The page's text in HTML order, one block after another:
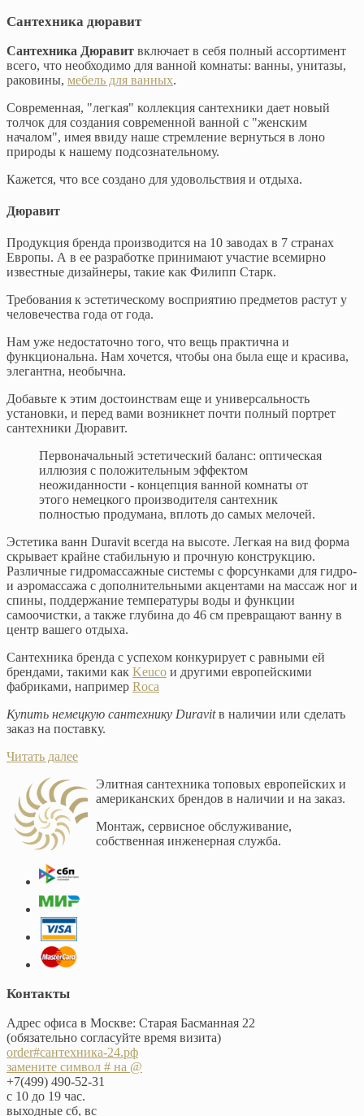
Сантехника дюравит
Сантехника Дюравит включает в себя полный ассортимент
всего, что необходимо для ванной комнаты: ванны, унитазы,
раковины, мебель для ванных.
Современная, "легкая" коллекция сантехники дает новый
толчок для создания современной ванной с "женским
началом", имея ввиду наше стремление вернуться в лоно
природы к нашему подсознательному.
Кажется, что все создано для удовольствия и отдыха.
Дюравит
Продукция бренда производится на 10 заводах в 7 странах
Европы. А в ее разработке принимают участие всемирно
известные дизайнеры, такие как Филипп Старк.
Требования к эстетическому восприятию предметов растут у
человечества года от года.
Нам уже недостаточно того, что вещь практична и
функциональна. Нам хочется, чтобы она была еще и красива,
элегантна, необычна.
Добавьте к этим достоинствам еще и универсальность
установки, и перед вами возникнет почти полный портрет
сантехники Дюравит.
Первоначальный эстетический баланс: оптическая
иллюзия с положительным эффектом
неожиданности - концепция ванной комнаты от
этого немецкого производителя сантехник
полностью продумана, вплоть до самых мелочей.
Эстетика ванн Duravit всегда на высоте. Легкая на вид форма
скрывает крайне стабильную и прочную конструкцию.
Различные гидромассажные системы с форсунками для гидро-
и аэромассажа с дополнительными акцентами на массаж ног и
спины, поддержание температуры воды и функции
самоочистки, а также глубина до 46 см превращают ванну в
центр вашего отдыха.
Сантехника бренда с успехом конкурирует с равными ей
брендами, такими как Keuco и другими европейскими
фабриками, например Roca
Купить немецкую сантехнику Duravitв наличии или сделать
заказ на поставку.
Читать далее
Элитная сантехника топовых европейских и
американских брендов в наличии и на заказ.
Монтаж, сервисное обслуживание,
собственная инженерная служба.
Контакты
Адрес офиса в Москве: Старая Басманная 22
(обязательно согласуйте время визита)
order#сантехника-24.рф
замените символ # на @
+7(499) 490-52-31
с 10 до 19 час.
выходные сб, вс